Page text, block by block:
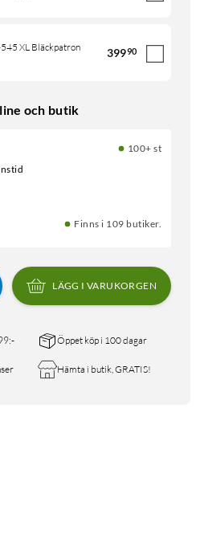
XL Bläckpatron
39990
och butik
100+ st
Finns i 109 butiker.
LÄGG I VARUKORGEN
Öppet köp i 100 dagar
Hämta i butik, GRATIS!